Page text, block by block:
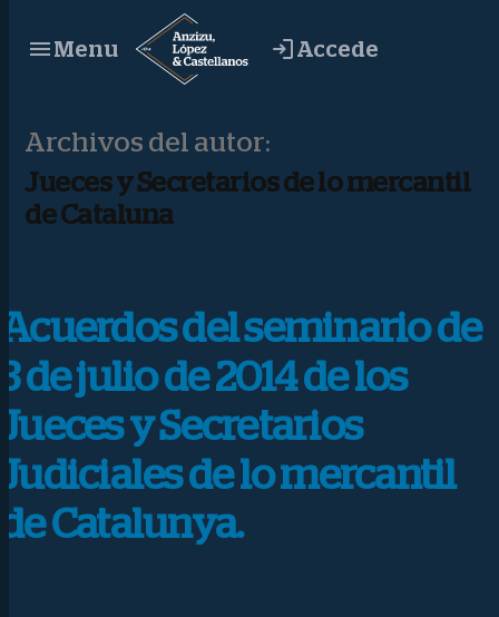
Menu Accede
Archivos del autor:
Jueces y Secretarios de lo mercantil
de Cataluna
Acuerdos del seminario de
3 de julio de 2014 de los
Jueces y Secretarios
Judiciales de lo mercantil
de Catalunya.